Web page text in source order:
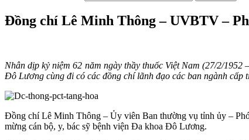
Đồng chí Lê Minh Thông – UVBTV –
Nhân dịp kỷ niệm 62 năm ngày thầy thuốc Việt Nam (27/2/
Đô Lương cùng đi có các đồng chí lãnh đạo các ban ngành
Đồng chí Lê Minh Thông – Ủy viên Ban thường vụ tỉnh ủy –
mừng cán bộ, y, bác sỹ bệnh viện Đa khoa Đô Lương.